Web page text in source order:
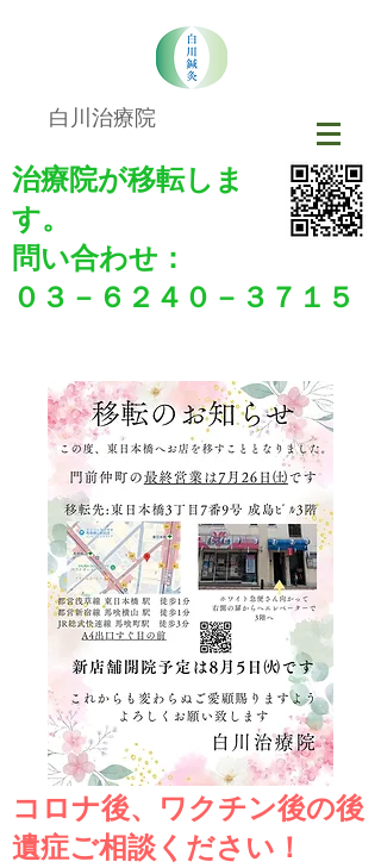
​​白川治療院
治療院が移転しま
す。
​​問い合わせ：
０３－６２４０－３７１５
コロナ後、ワクチン後の後
遺症ご相談ください！